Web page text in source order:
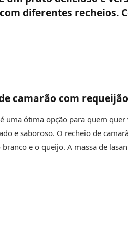
diferentes recheios.
camarão com
é uma ótima opção para quem
e saboroso. O recheio de
e o queijo. A massa de